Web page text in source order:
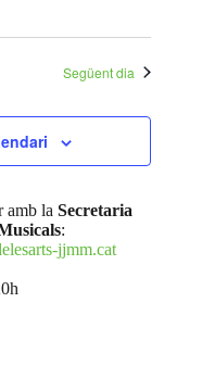
Següent dia
amb la Secretaria
:
jjmm.cat